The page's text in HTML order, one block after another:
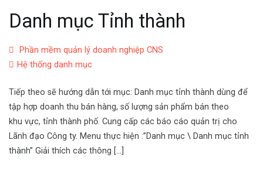
Danh mục Tỉnh thành
Phần mềm quản lý doanh nghiệp CNS
Hệ thống danh mục
Tiếp theo sẽ hướng dẫn tới mục: Danh mục tỉnh thành dùng để
tập hợp doanh thu bán hàng, số lượng sản phẩm bán theo
khu vực, tỉnh thành phố. Cung cấp các báo cáo quản trị cho
Lãnh đạo Công ty. Menu thực hiện :”Danh mục \ Danh mục tỉnh
thành” Giải thích các thông […]